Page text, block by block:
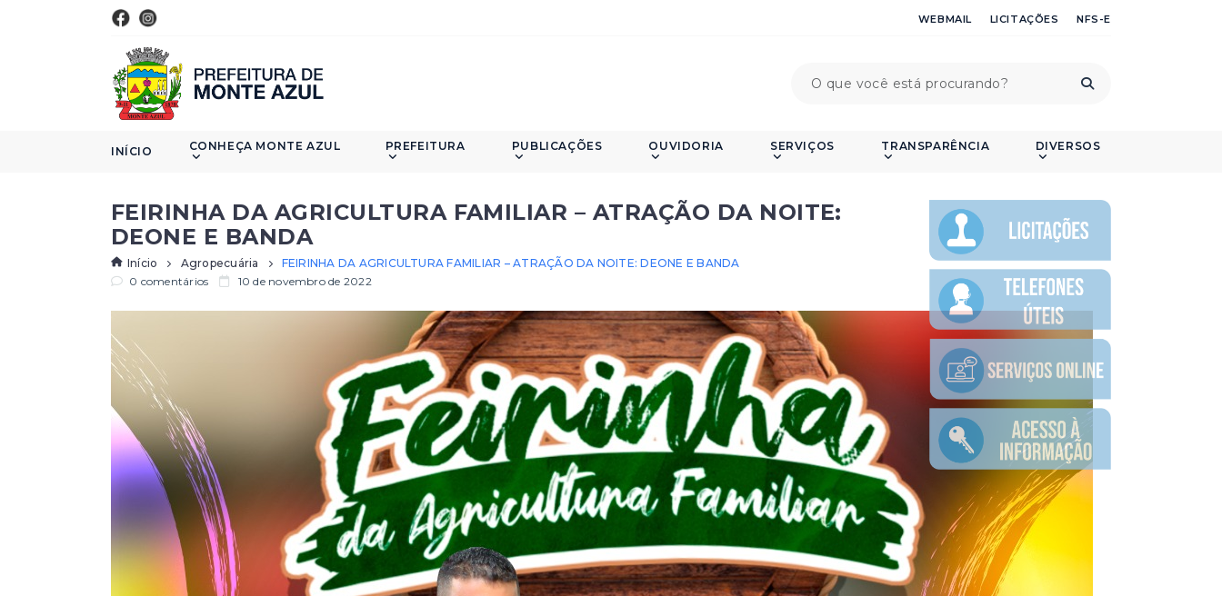
WEBMAIL LICITAÇÕES NFS-E
INÍCIO CONHEÇA MONTE AZUL PREFEITURA PUBLICAÇÕES OUVIDORIA SERVIÇOS TRANSPARÊNCIA DIVERSOS
FEIRINHA DA AGRICULTURA FAMILIAR – ATRAÇÃO DA NOITE:
DEONE E BANDA
Início Agropecuária
FEIRINHA DA AGRICULTURA FAMILIAR – ATRAÇÃO DA NOITE: DEONE E BANDA
0 comentários
10 de novembro de 2022